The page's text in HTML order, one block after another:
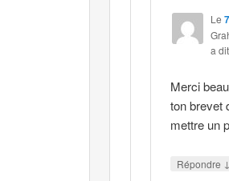
Le
a
Merci
ton brevet
mettre un
Répondre ↓